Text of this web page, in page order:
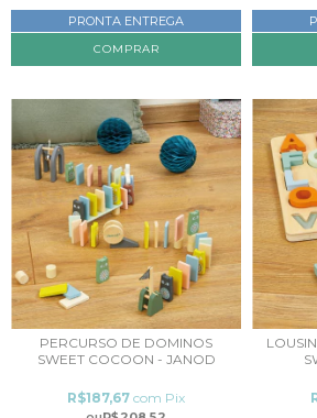
PRONTA ENTREGA
PERCURSO DE DOMINOS
SWEET COCOON - JANOD
R$187,67 com Pix